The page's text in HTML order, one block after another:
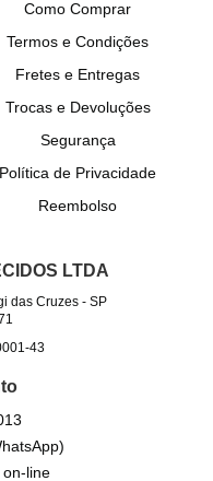
Como Comprar
Termos e Condições
Fretes e Entregas
Trocas e Devoluções
Segurança
Política de Privacidade
Reembolso
LTDA
das Cruzes -SP
43
on-line